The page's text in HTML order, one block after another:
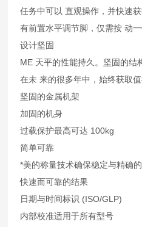
任务中可以 直观操作，并快速
有前置水平调节脚，仅需按 动
设计坚固
ME 天平的性能持久。坚固的结
在未 来的很多年中，始终获取值
坚固的金属机架
加固的机身
过载保护最高可达 100kg
简单可靠
*美的称量技术确保稳定与精确的
快速而可靠的结果
日期与时间标识 (ISO/GLP)
内部校准适用于所有型号